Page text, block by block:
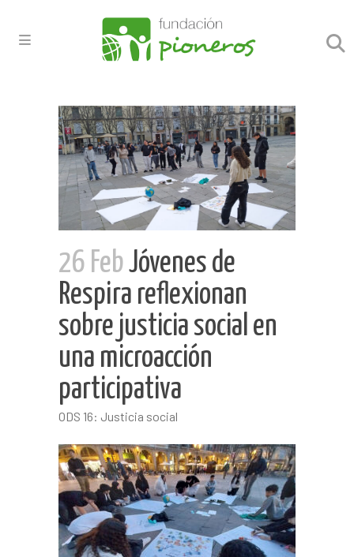
26 FebJóvenes de
Respira reflexionan
sobre justicia social en
una microacción
participativa
ODS 16: Justicia social